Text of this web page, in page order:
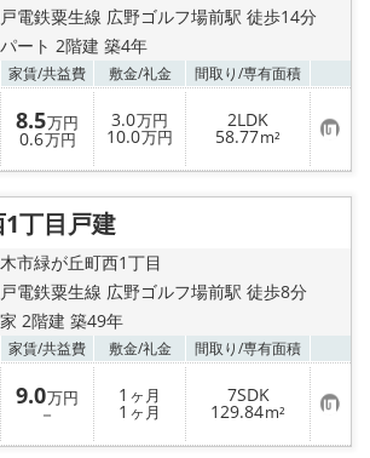
電鉄粟生線 広野ゴルフ場前駅 徒歩14分
ート 2階建 築4年
家賃/共益費 敷金/礼金 間取り/専有面積
8.5万円
0.6万円
3.0万円
10.0万円
2LDK
58.77m² お
気
に
り
丁目戸建
市緑が丘町西1丁目
電鉄粟生線 広野ゴルフ場前駅 徒歩8分
2階建 築49年
家賃/共益費 敷金/礼金 間取り/専有面積
9.0万円
－
1 ヶ月
1 ヶ月
7SDK
129.84m² お
気
に